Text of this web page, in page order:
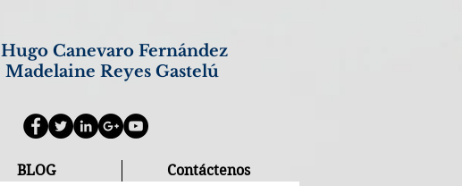
Hugo Canevaro Fernández
Madelaine Reyes Gastelú
BLOG Contáctenos